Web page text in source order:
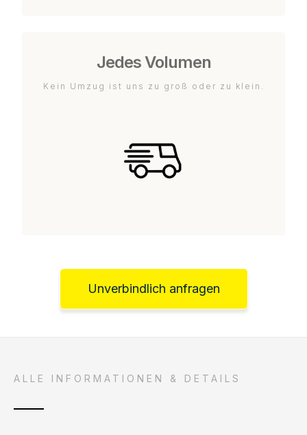
Jedes Volumen
Kein Umzug ist uns zu groß oder zu klein.
Unverbindlich anfragen
ALLE INFORMATIONEN & DETAILS